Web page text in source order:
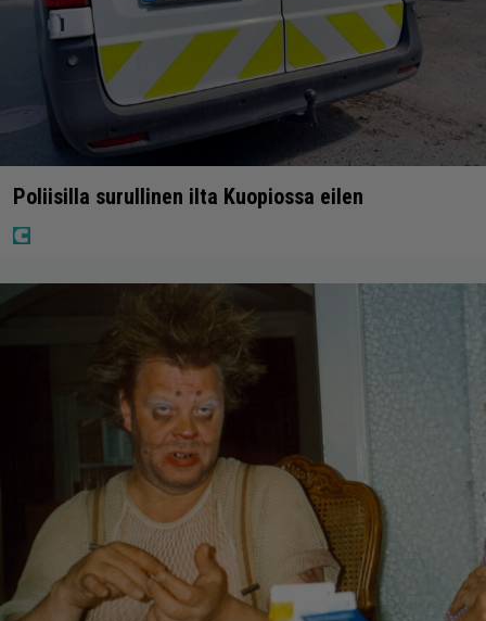
Poliisilla surullinen ilta Kuopiossa eilen